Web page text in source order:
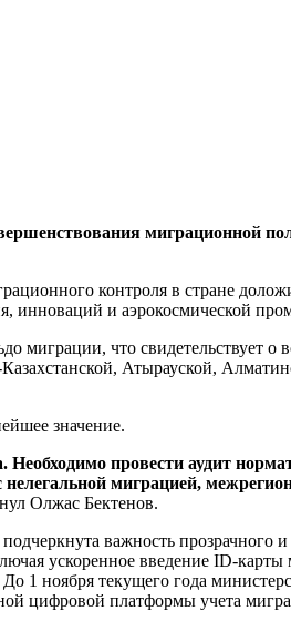
миграционной
контроля в стране
инноваций и аэрокосмической
миграции, что свидетельствует о
Атырауской,
значение.
провести аудит
миграцией,
Олжас Бектенов.
важность прозрачного
ускоренное введение ID-карты
1 ноября текущего года
цифровой платформы учета